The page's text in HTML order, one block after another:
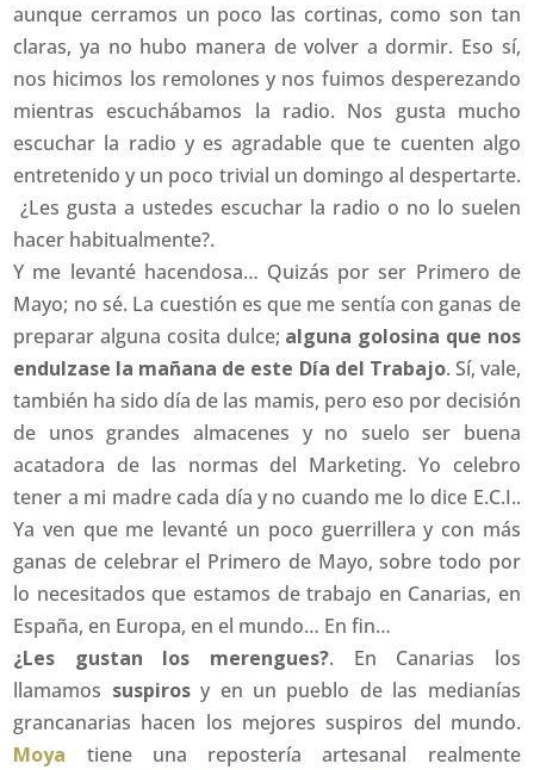
aunque cerramos un poco las cortinas, como son tan
claras, ya no hubo manera de volver a dormir. Eso sí,
nos hicimos los remolones y nos fuimos desperezando
mientras escuchábamos la radio. Nos gusta mucho
escuchar la radio y es agradable que te cuenten algo
entretenido y un poco trivial un domingo al despertarte.
¿Les gusta a ustedes escuchar la radio o no lo suelen
hacer habitualmente?.
Y me levanté hacendosa… Quizás por ser Primero de
Mayo; no sé. La cuestión es que me sentía con ganas de
preparar alguna cosita dulce; alguna golosina que nos
endulzase la mañana de este Día del Trabajo. Sí, vale,
también ha sido día de las mamis, pero eso por decisión
de unos grandes almacenes y no suelo ser buena
acatadora de las normas del Marketing. Yo celebro
tener a mi madre cada día y no cuando me lo dice E.C.I..
Ya ven que me levanté un poco guerrillera y con más
ganas de celebrar el Primero de Mayo, sobre todo por
lo necesitados que estamos de trabajo en Canarias, en
España, en Europa, en el mundo… En fin…
¿Les gustan los merengues?. En Canarias los
llamamos suspirosy en un pueblo de las medianías
grancanarias hacen los mejores suspiros del mundo.
Moya tiene una repostería artesanal realmente